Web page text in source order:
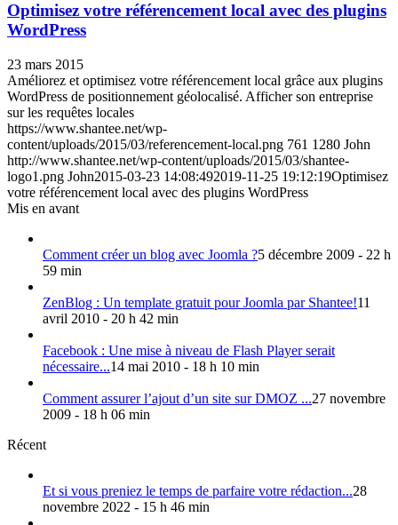
Optimisez votre référencement local avec des plugins
WordPress
23 mars 2015
Améliorez et optimisez votre référencement local grâce aux plugins
WordPress de positionnement géolocalisé. Afficher son entreprise
sur les requêtes locales
https://www.shantee.net/wp-
content/uploads/2015/03/referencement-local.png 761 1280 John
http://www.shantee.net/wp-content/uploads/2015/03/shantee-
logo1.png John2015-03-23 14:08:492019-11-25 19:12:19Optimisez
votre référencement local avec des plugins WordPress
Mis en avant
Comment créer un blog avec Joomla ?5 décembre 2009 - 22 h
59 min
ZenBlog : Un template gratuit pour Joomla par Shantee!11
avril 2010 - 20 h 42 min
Facebook : Une mise à niveau de Flash Player serait
nécessaire...14 mai 2010 - 18 h 10 min
Comment assurer l’ajout d’un site sur DMOZ ...27 novembre
2009 - 18 h 06 min
Récent
Et si vous preniez le temps de parfaire votre rédaction...28
novembre 2022 - 15 h 46 min